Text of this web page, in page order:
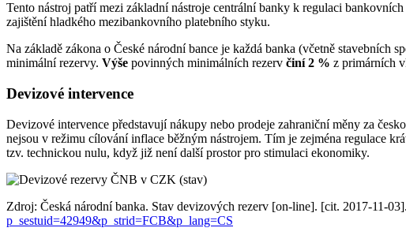
Tento nástroj patří mezi základní nástroje centrální banky k regulaci
zajištění hladkého mezibankovního platebního styku.
Na základě zákona o České národní bance je každá banka (včetně
minimální rezervy. Výše povinných minimálních rezerv činí 2 % z primárních
Devizové intervence
Devizové intervence představují nákupy nebo prodeje zahraniční měny za
nejsou v režimu cílování inflace běžným nástrojem. Tím je zejména regulace
tzv. technickou nulu, když již není další prostor pro stimulaci ekonomiky.
Zdroj: Česká národní banka. Stav devizových rezerv [on-line]. [cit. 2017-11-
p_sestuid=42949&p_strid=FCB&p_lang=CS